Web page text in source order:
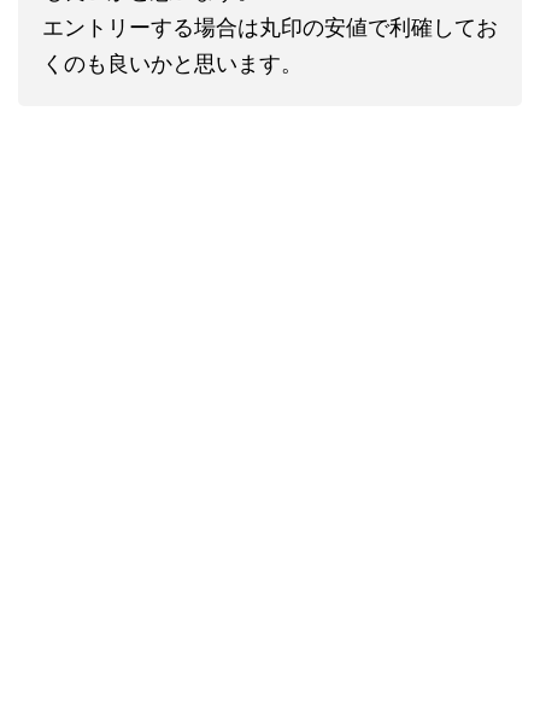
エントリーする場合は丸印の安値で利確してお
くのも良いかと思います。